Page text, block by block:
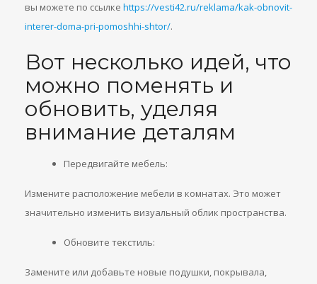
вы можете по ссылке https://vesti42.ru/reklama/kak-obnovit-
interer-doma-pri-pomoshhi-shtor/.
Вот несколько идей, что
можно поменять и
обновить, уделяя
внимание деталям
Передвигайте мебель:
Измените расположение мебели в комнатах. Это может
значительно изменить визуальный облик пространства.
Обновите текстиль:
Замените или добавьте новые подушки, покрывала,